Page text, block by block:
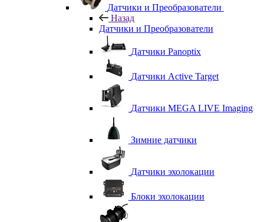
Датчики и Преобразователи
Назад
Датчики и Преобразователи
Датчики Panoptix
Датчики Active Target
Датчики MEGA LIVE Imaging
Зимние датчики
Датчики эхолокации
Блоки эхолокации